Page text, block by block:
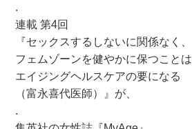
.
連載 第4回
『セックスするしないに関係なく、
フェムゾーンを健やかに保つことは
エイジングヘルスケアの要になる
（富永喜代医師）』が、
.